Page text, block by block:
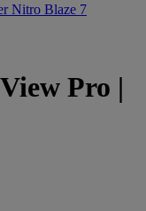
Nitro Blaze 7
Pro |